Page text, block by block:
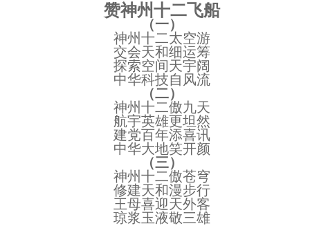
赞神州十二飞船
（一）
神州十二太空游
交会天和细运筹
探索空间天宇阔
中华科技自风流
（二）
神州十二傲九天
航宇英雄更坦然
建党百年添喜讯
中华大地笑开颜
（三）
神州十二傲苍穹
修建天和漫步行
王母喜迎天外客
琼浆玉液敬三雄